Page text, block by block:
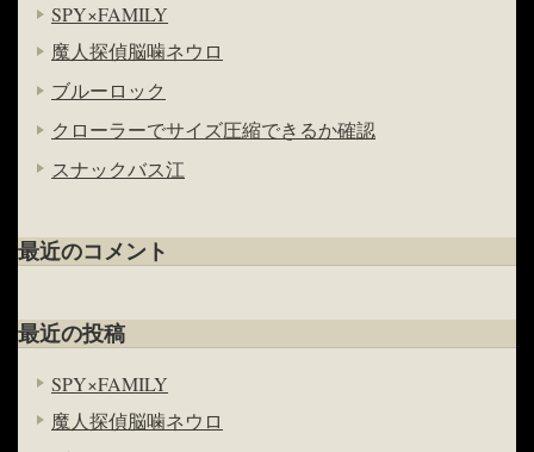
SPY×FAMILY
魔人探偵脳噛ネウロ
ブルーロック
クローラーでサイズ圧縮できるか確認
スナックバス江
最近のコメント
最近の投稿
SPY×FAMILY
魔人探偵脳噛ネウロ